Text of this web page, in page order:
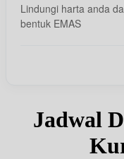
Lindungi harta anda
bentuk EMAS
Jadwal